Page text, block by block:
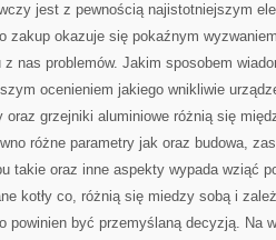
jest z pewnością najistotniejszym
zakup okazuje się pokaźnym
nas problemów. Jakim sposobem
ocenieniem jakiego wnikliwie
oraz grzejniki aluminiowe różnią się
różne parametry jak oraz budowa,
takie oraz inne aspekty wypada wziąć
kotły co, różnią się miedzy sobą i
powinien być przemyślaną decyzją. Na